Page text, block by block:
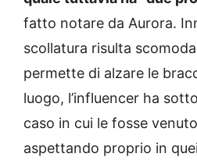
fatto notare da Aurora.
scollatura risulta
permette di alzare le
luogo, l’influencer ha
caso in cui le fosse
aspettando proprio in